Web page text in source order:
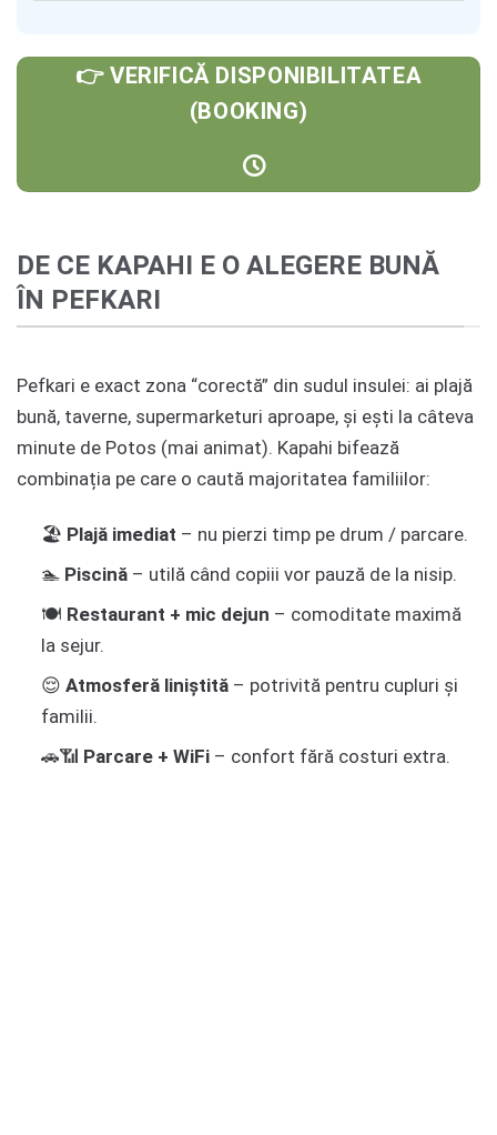
👉 VERIFICĂ DISPONIBILITATEA
(BOOKING)
DE CE KAPAHI E O ALEGERE BUNĂ
ÎN PEFKARI
Pefkari e exact zona “corectă” din sudul insulei: ai plajă
bună, taverne, supermarketuri aproape, și ești la câteva
minute de Potos (mai animat). Kapahi bifează
combinația pe care o caută majoritatea familiilor:
🏖️ Plajă imediat – nu pierzi timp pe drum / parcare.
🏊 Piscină – utilă când copiii vor pauză de la nisip.
🍽️ Restaurant + mic dejun – comoditate maximă
la sejur.
😌Atmosferă liniștită – potrivită pentru cupluri și
familii.
🚗📶 Parcare + WiFi – confort fără costuri extra.